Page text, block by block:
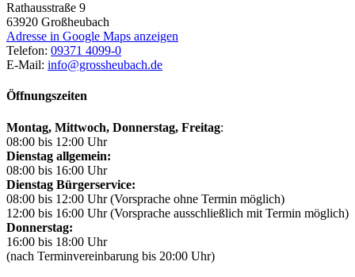
Rathausstraße 9
63920 Großheubach
Adresse in Google Maps anzeigen
Telefon: 09371 4099-0
E-Mail: info@grossheubach.de
Öffnungszeiten
Montag, Mittwoch, Donnerstag, Freitag:
08:00 bis 12:00 Uhr
Dienstag allgemein:
08:00 bis 16:00 Uhr
Dienstag Bürgerservice:
08:00 bis 12:00 Uhr (Vorsprache ohne Termin möglich)
12:00 bis 16:00 Uhr (Vorsprache ausschließlich mit Termin möglich)
Donnerstag:
16:00 bis 18:00 Uhr
(nach Terminvereinbarung bis 20:00 Uhr)